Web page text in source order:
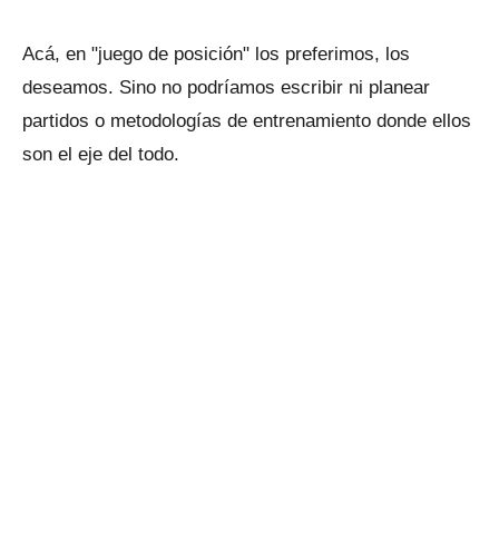
Acá, en "juego de posición" los preferimos, los
deseamos. Sino no podríamos escribir ni planear
partidos o metodologías de entrenamiento donde ellos
son el eje del todo.